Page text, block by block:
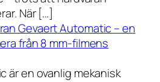
När […]
Gevaert Automatic – en
från 8 mm-filmens
är en ovanlig mekanisk